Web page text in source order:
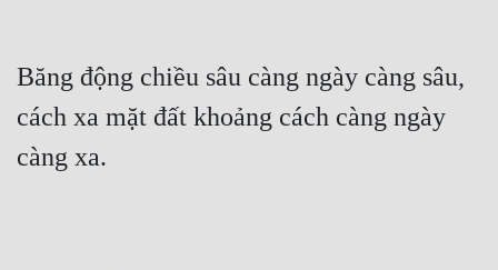
Băng động chiều sâu càng ngày càng sâu,
cách xa mặt đất khoảng cách càng ngày
càng xa.